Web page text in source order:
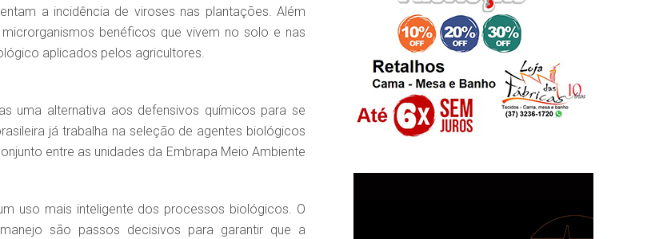
a incidência de viroses nas plantações. Além
benéficos que vivem no solo e nas
aplicados pelos agricultores.
uma alternativa aos defensivos químicos para se
já trabalha na seleção de agentes biológicos
entre as unidades da Embrapa Meio Ambiente
uso mais inteligente dos processos biológicos. O
são passos decisivos para garantir que a